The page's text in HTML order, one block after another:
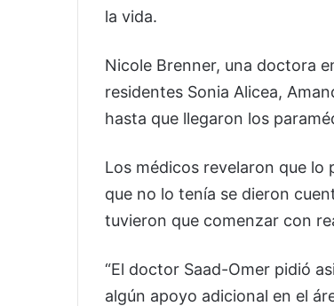
la vida.
Nicole Brenner, una doctora
residentes Sonia Alicea,
hasta que llegaron los
Los médicos revelaron que
que no lo tenía se dieron
tuvieron que comenzar con
“El doctor Saad-Omer pidió
algún apoyo adicional en el